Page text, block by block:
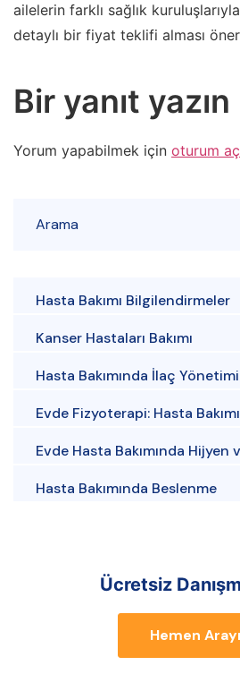
ailelerin farklı sağlık
detaylı bir fiyat teklifi alması
Bir yanıt yazın
Yorum yapabilmek için oturum
Hasta Bakımı Bilgilendirmeler
Kanser Hastaları Bakımı
Hasta Bakımında İlaç Yönetimi
Evde Fizyoterapi: Hasta Bakımı
Evde Hasta Bakımında Hijyen
Hasta Bakımında Beslenme
Ücretsiz
Hemen